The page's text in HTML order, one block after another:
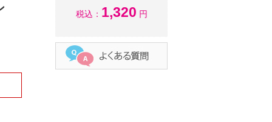
税込： 1,320 円